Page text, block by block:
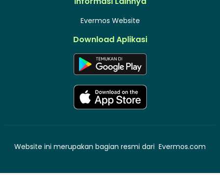
Evermos Website
Download Aplikasi
Website ini merupakan bagian resmi dari Evermos.com